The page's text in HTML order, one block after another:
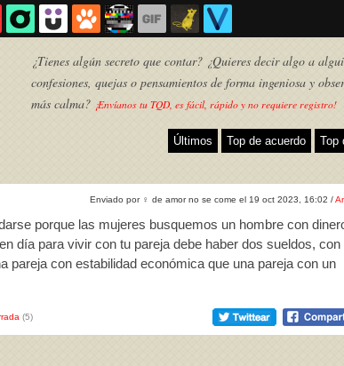
¿Tienes algún secreto que contar? ¿Quieres decir algo a
confesiones, quejas o pensamientos de forma ingeniosa y
más calma? ¡Envíanos tu TQD, es fácil, rápido y no requiere registro!
Últimos Top de acuerdo Top
Enviado por ♀ de amor no se come el 19 oct 2023, 16:02 /
porque las mujeres busquemos un hombre con
día para vivir con tu pareja debe haber dos sueldos, con
pareja con estabilidad económica que una pareja con un
(5)